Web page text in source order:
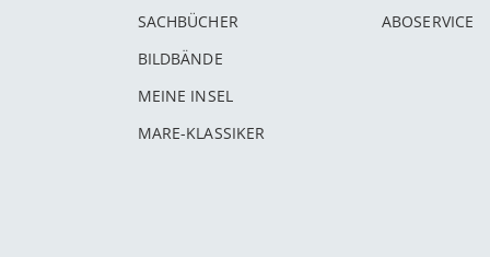
SACHBÜCHER
BILDBÄNDE
MEINE INSEL
MARE-KLASSIKER
ABOSERVICE